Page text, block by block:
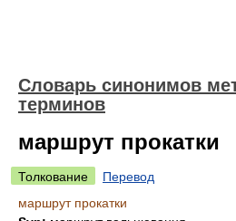
Словарь синонимов
терминов
маршрут прокатки
Толкование
Перевод
маршрут прокатки